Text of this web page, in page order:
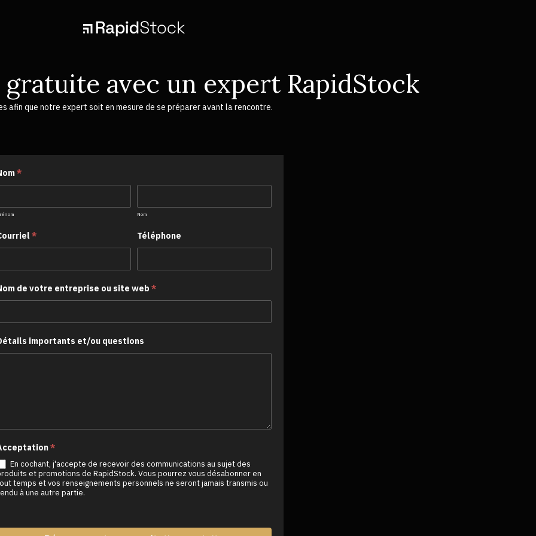
avec un expert RapidStock
afin que notre expert soit en mesure de se préparer avant la rencontre.
*
Nom
* Téléphone
de votre entreprise ou site web *
importants et/ou questions
*
En cochant, j'accepte de recevoir des communications au sujet des
et promotions de RapidStock. Vous pourrez vous désabonner en
temps et vos renseignements personnels ne seront jamais transmis ou
à une autre partie.